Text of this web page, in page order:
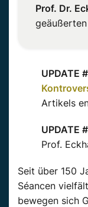
Prof. Dr.
UPDATE
Artikels
UPDATE
Prof.
Seit über 150
Séancen
bewegen sich